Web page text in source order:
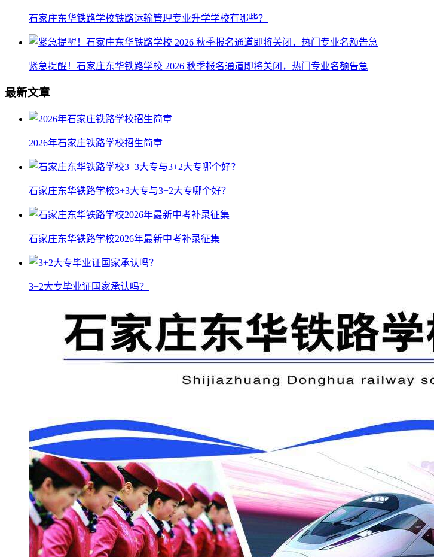
石家庄东华铁路学校铁路运输管理专业升学学校有哪些？
紧急提醒！石家庄东华铁路学校 2026 秋季报名通道即将关闭，热门专业名额告急
最新文章
2026年石家庄铁路学校招生简章
石家庄东华铁路学校3+3大专与3+2大专哪个好？
石家庄东华铁路学校2026年最新中考补录征集
3+2大专毕业证国家承认吗？